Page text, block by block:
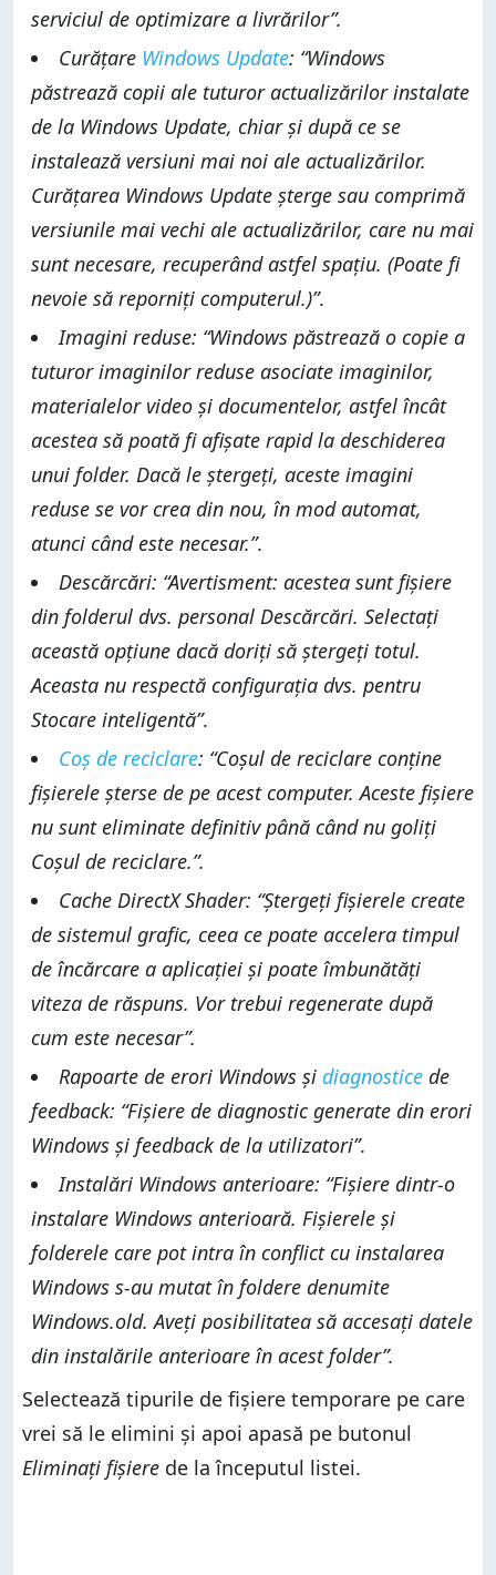
serviciul de optimizare a livrărilor”.
Curățare Windows Update: “Windows
păstrează copii ale tuturor actualizărilor instalate
de la Windows Update, chiar și după ce se
instalează versiuni mai noi ale actualizărilor.
Curățarea Windows Update șterge sau comprimă
versiunile mai vechi ale actualizărilor, care nu mai
sunt necesare, recuperând astfel spațiu. (Poate fi
nevoie să reporniți computerul.)”.
Imagini reduse: “Windows păstrează o copie a
tuturor imaginilor reduse asociate imaginilor,
materialelor video și documentelor, astfel încât
acestea să poată fi afișate rapid la deschiderea
unui folder. Dacă le ștergeți, aceste imagini
reduse se vor crea din nou, în mod automat,
atunci când este necesar.”.
Descărcări: “Avertisment: acestea sunt fișiere
din folderul dvs. personal Descărcări. Selectați
această opțiune dacă doriți să ștergeți totul.
Aceasta nu respectă configurația dvs. pentru
Stocare inteligentă”.
Coș de reciclare: “Coșul de reciclare conține
fișierele șterse de pe acest computer. Aceste fișiere
nu sunt eliminate definitiv până când nu goliți
Coșul de reciclare.”.
Cache DirectX Shader: “Ștergeți fișierele create
de sistemul grafic, ceea ce poate accelera timpul
de încărcare a aplicației și poate îmbunătăți
viteza de răspuns. Vor trebui regenerate după
cum este necesar”.
Rapoarte de erori Windows și diagnostice de
feedback: “Fișiere de diagnostic generate din erori
Windows și feedback de la utilizatori”.
Instalări Windows anterioare: “Fișiere dintr-o
instalare Windows anterioară. Fișierele și
folderele care pot intra în conflict cu instalarea
Windows s-au mutat în foldere denumite
Windows.old. Aveți posibilitatea să accesați datele
din instalările anterioare în acest folder”.
Selectează tipurile de fișiere temporare pe care
vrei să le elimini și apoi apasă pe butonul
Eliminați fișiere de la începutul listei.